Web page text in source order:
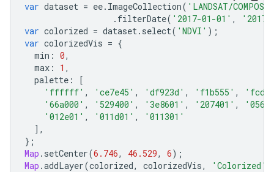
var dataset = ee. ImageCollection( 'LANDSAT/
. filterDate( '2017-01-01' ,
var colorized = dataset. select( 'NDVI' );
var colorizedVis = {
min : 0,
max : 1 ,
palette :
[
'ffffff' , 'ce7e45' , 'df923d' , 'f1b555' ,
'66a000' , '529400' , '3e8601' , '207401' ,
'012e01' , '011d01' ,
'011301'
],
};
Map . setCenter(6.746, 46.529, 6);
Map .addLayer(colorized, colorizedVis, 'Colorized'